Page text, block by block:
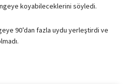
koyabileceklerini söyledi.
90’dan fazla uydu yerleştirdi ve